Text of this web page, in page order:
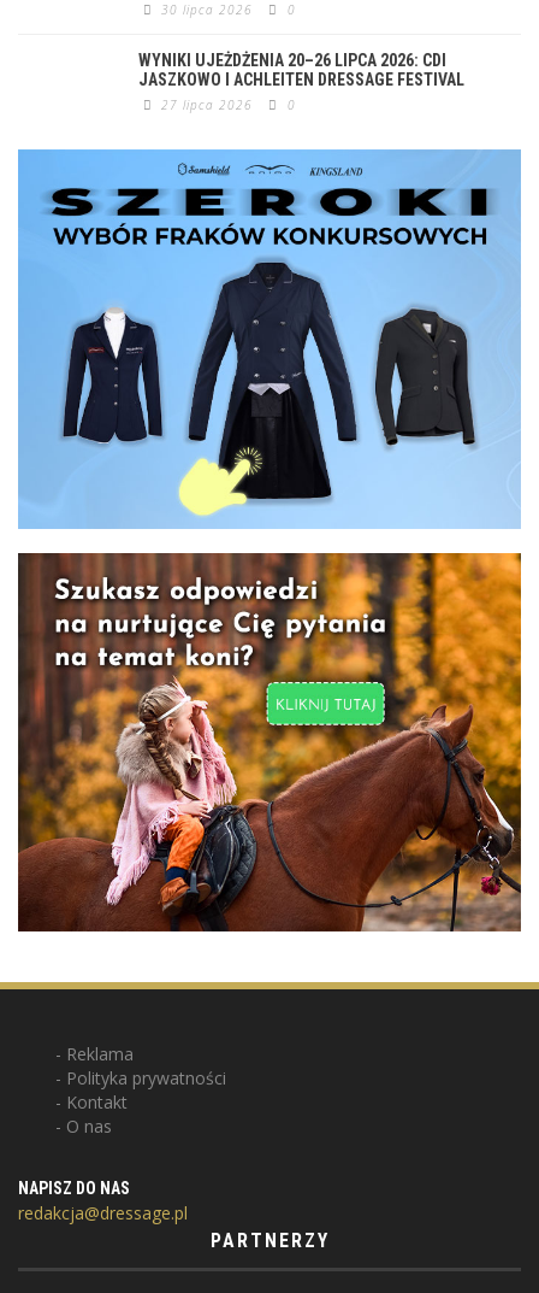
30 lipca 2026 0
WYNIKI UJEŻDŻENIA 20–26 LIPCA 2026: CDI
JASZKOWO I ACHLEITEN DRESSAGE FESTIVAL
27 lipca 2026 0
Reklama
Polityka prywatności
Kontakt
O nas
NAPISZ DO NAS
redakcja@dressage.pl
PARTNERZY